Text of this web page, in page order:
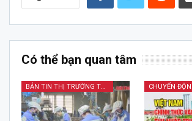
Có thể bạn quan tâm
BẢN TIN THỊ TRƯỜNG TÀI CHÍNH KINH DOANH CHUYỂN